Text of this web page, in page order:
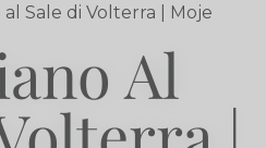
Sale di Volterra | Moje
Al